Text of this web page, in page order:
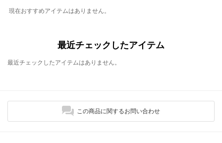
現在おすすめアイテムはありません。
最近チェックしたアイテム
最近チェックしたアイテムはありません。
この商品に関するお問い合わせ